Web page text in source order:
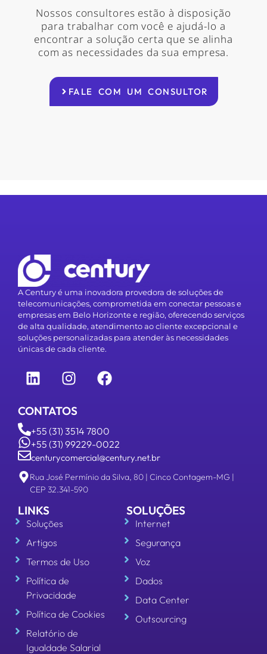
Nossos consultores estão à disposição
para trabalhar com você e ajudá-lo a
encontrar a solução certa que se alinha
com as necessidades da sua empresa.
FALE COM UM CONSULTOR
A Century é uma inovadora provedora de soluções de
telecomunicações, comprometida em conectar pessoas e
empresas em Belo Horizonte e região, oferecendo serviços
de alta qualidade, atendimento ao cliente excepcional e
soluções personalizadas para atender às necessidades
únicas de cada cliente.
CONTATOS
+55 (31) 3514 7800
+55 (31) 99229-0022
centurycomercial@century.net.br
Rua José Permínio da Silva, 80 | Cinco Contagem-MG |
CEP 32.341-590
LINKS
Soluções
Artigos
Termos de Uso
Política de
Privacidade
Política de Cookies
Relatório de
Igualdade Salarial
SOLUÇÕES
Internet
Segurança
Voz
Dados
Data Center
Outsourcing